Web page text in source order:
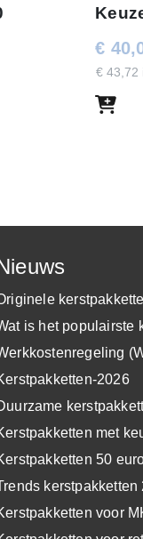
€
€ 43,72
is het populairste
2026
met
50
kerstpakketten
voor